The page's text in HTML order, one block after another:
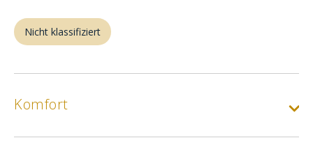
Nicht klassifiziert
Komfort